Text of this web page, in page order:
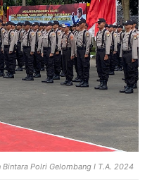
Polri Gelombang I T.A. 2024